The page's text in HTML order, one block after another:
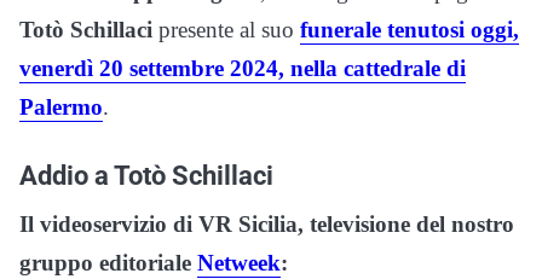
Totò Schillaci presente al suo funerale tenutosi oggi,
venerdì 20 settembre 2024, nella cattedrale di
Palermo.
Addio a Totò Schillaci
Il videoservizio di VR Sicilia, televisione del nostro
gruppo editoriale Netweek: